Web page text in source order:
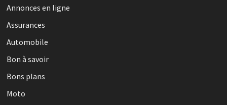
Annonces en ligne
Assurances
Automobile
Bon à savoir
Bons plans
Moto